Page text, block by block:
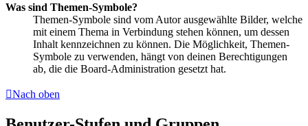
Was sind Themen-Symbole?
Themen-Symbole sind vom Autor ausgewählte Bilder, welche
mit einem Thema in Verbindung stehen können, um dessen
Inhalt kennzeichnen zu können. Die Möglichkeit, Themen-
Symbole zu verwenden, hängt von deinen Berechtigungen
ab, die die Board-Administration gesetzt hat.
Nach oben